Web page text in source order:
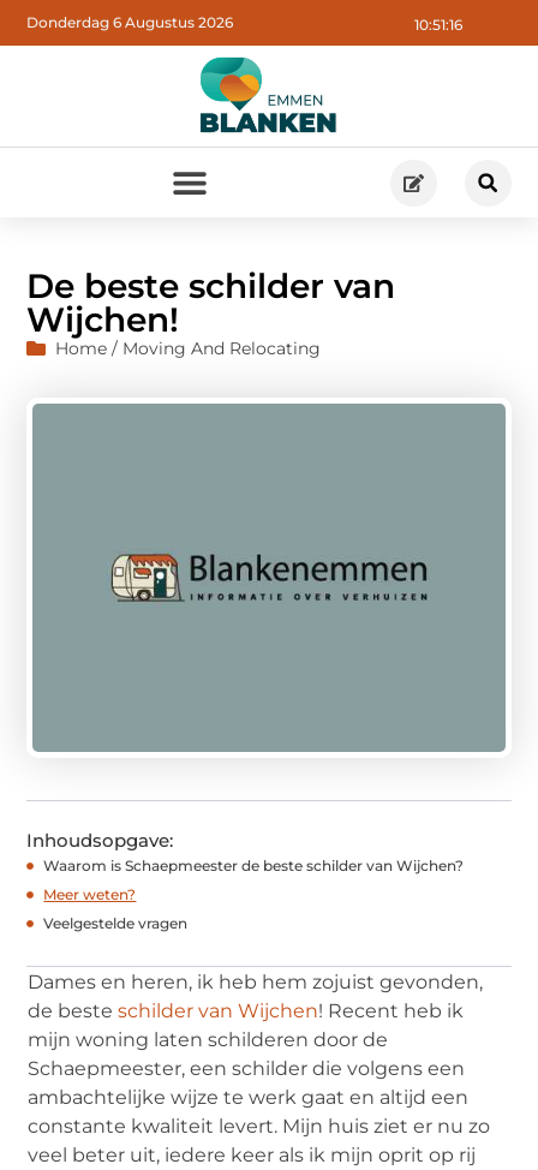
10:51:17
Donderdag 6 Augustus 2026
De beste schilder van
Wijchen!
Home / Moving And Relocating
Inhoudsopgave:
Waarom is Schaepmeester de beste schilder van Wijchen?
Meer weten?
Veelgestelde vragen
Dames en heren, ik heb hem zojuist gevonden,
de besteschilder van Wijchen! Recent heb ik
mijn woning laten schilderen door de
Schaepmeester, een schilder die volgens een
ambachtelijke wijze te werk gaat en altijd een
constante kwaliteit levert. Mijn huis ziet er nu zo
veel beter uit, iedere keer als ik mijn oprit op rij